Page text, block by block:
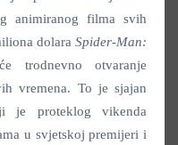
animiranog filma svih
dolara Spider-Man:
trodnevno otvaranje
vremena. To je sjajan
je proteklog vikenda
u svjetskoj premijeri i